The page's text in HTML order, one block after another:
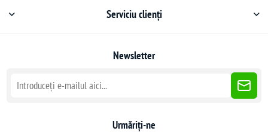
Serviciu clienți
Newsletter
Urmăriți-ne